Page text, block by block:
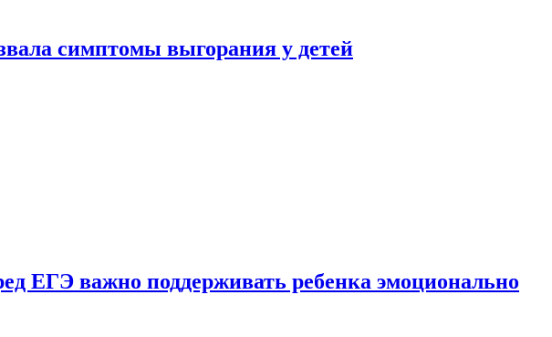
симптомы выгорания у детей
ЕГЭ важно поддерживать ребенка эмоционально